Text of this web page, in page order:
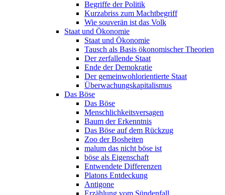
Begriffe der Politik
Kurzabriss zum Machtbegriff
Wie souverän ist das Volk
Staat und Ökonomie
Staat und Ökonomie
Tausch als Basis ökonomischer Theorien
Der zerfallende Staat
Ende der Demokratie
Der gemeinwohlorientierte Staat
Überwachungskapitalismus
Das Böse
Das Böse
Menschlichkeitsversagen
Baum der Erkenntnis
Das Böse auf dem Rückzug
Zoo der Bosheiten
malum das nicht böse ist
böse als Eigenschaft
Entwendete Differenzen
Platons Entdeckung
Antigone
Erzählung vom Sündenfall